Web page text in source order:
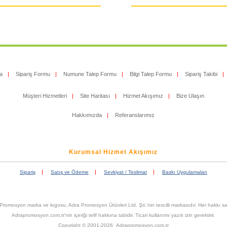
| Sipariş Formu | Numune Talep Formu | Bilgi Talep Formu | Sipariş Takibi |
Müşteri Hizmetleri | Site Haritası | Hizmet Akışımız | Bize Ulaşın
Hakkımızda | Referanslarımız
Kurumsal Hizmet Akışımız
Sipariş | Satış ve Ödeme | Sevkiyat / Teslimat | Baskı Uygulamaları
marka ve logosu, Adra Promosyon Ürünleri Ltd. Şti.'nin tescilli markasıdır. Her hakkı
Adrapromosyon.com.tr'nin içeriği telif hakkına tabidir. Ticari kullanımı yazılı izin gerektirir.
Copyright © 2001-2026 Adrapromosyon.com.tr